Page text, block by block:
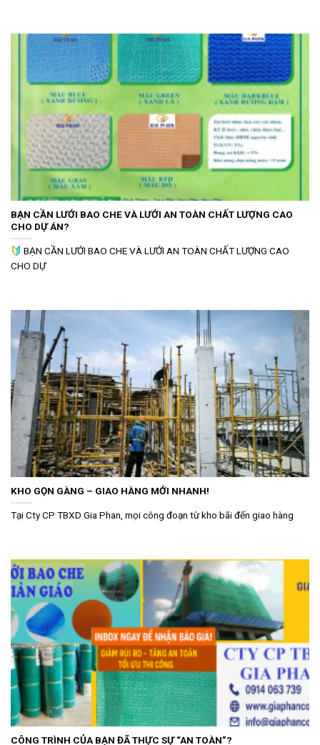
BẠN CẦN LƯỚI BAO CHE VÀ LƯỚI AN TOÀN CHẤT LƯỢNG CAO
CHO DỰ ÁN?
BẠN CẦN LƯỚI BAO CHE VÀ LƯỚI AN TOÀN CHẤT LƯỢNG CAO
CHO DỰ
KHO GỌN GÀNG – GIAO HÀNG MỚI NHANH!
Tại Cty CP TBXD Gia Phan, mọi công đoạn từ kho bãi đến giao hàng
CÔNG TRÌNH CỦA BẠN ĐÃ THỰC SỰ “AN TOÀN”?